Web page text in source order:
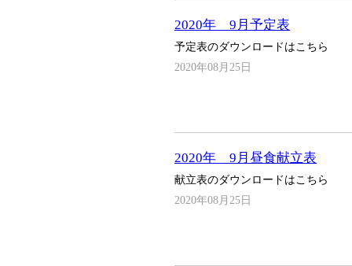
2020年 9月予定表
予定表のダウンロードはこちら
2020年08月25日
2020年 9月昼食献立表
献立表のダウンロードはこちら
2020年08月25日